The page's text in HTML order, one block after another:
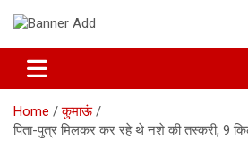
The Hillpost
Home
कुमाऊं
पिता-पुत्र मिलकर कर रहे थे नशे की तस्करी, 9